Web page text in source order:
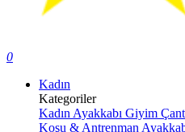
0
Kadın
Kategoriler
Kadın Ayakkabı Giyim
Koşu & Antrenman